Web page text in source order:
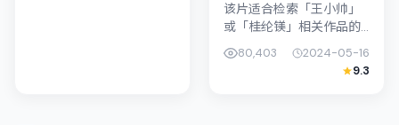
该片适合检索「王小帅」
或「桂纶镁」相关作品的
观众：码头无言证词：未
寄章节在2024年发行，类
型上归入科幻，叙事焦点
80,403
2024-05-16
9.3